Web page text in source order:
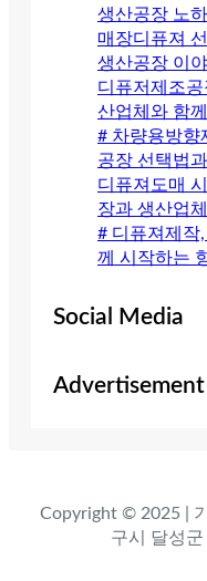
생산공장 노
매장디퓨져
생산공장 이야
디퓨저제조
산업체와 함
# 차량용방향
공장 선택법
디퓨져도매
장과 생산업
# 디퓨져제작
께 시작하는
Social Media
Advertisement
Copyright © 2025 |
구시 달성